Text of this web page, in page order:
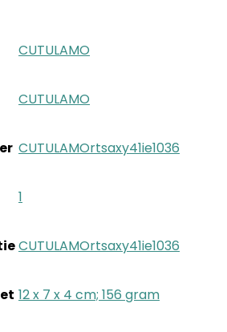
‎CUTULAMO
‎CUTULAMO
‎CUTULAMOrtsaxy41ie1036
‎1
‎CUTULAMOrtsaxy41ie1036
‎12 x 7 x 4 cm; 156 gram